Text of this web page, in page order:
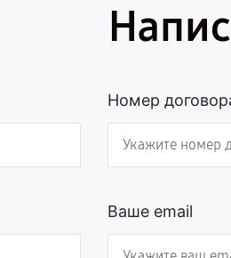
Номер
Ваше email